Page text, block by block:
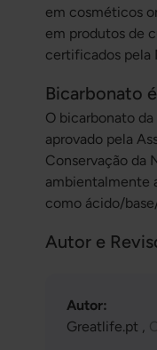
em cosméticos
em produtos de
certificados pela
Bicarbonato
O bicarbonato
aprovado pela
Conservação da
ambientalmente
como ácido/
Autor e
Autor:
Greatlife.pt ,